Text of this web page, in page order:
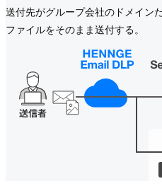
送付先がグループ会社のドメイン
ファイルをそのまま送付する。